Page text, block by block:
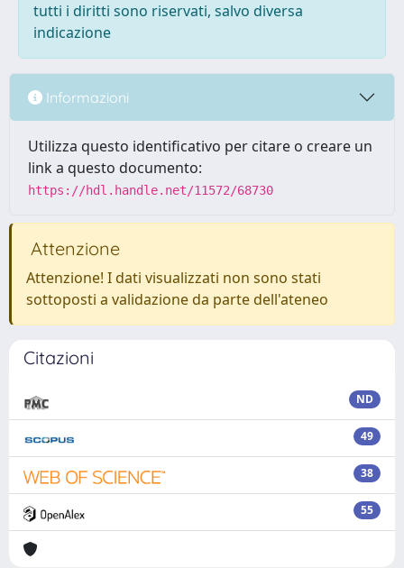
tutti i diritti sono riservati, salvo diversa
indicazione
Informazioni
Utilizza questo identificativo per citare o creare un
link a questo documento:
https://hdl.handle.net/11572/68730
Attenzione
Attenzione! I dati visualizzati non sono stati
sottoposti a validazione da parte dell'ateneo
Citazioni
ND
49
38
55